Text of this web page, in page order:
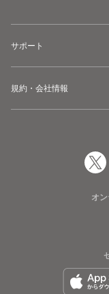
サポート
規約・会社情報
オ